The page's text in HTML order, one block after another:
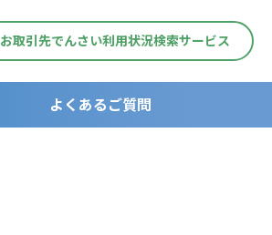
お取引先でんさい利用状況検索サービス
よくあるご質問